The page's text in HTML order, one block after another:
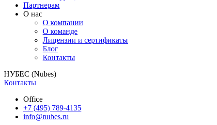
Партнерам
О нас
О компании
О команде
Лицензии и сертификаты
Блог
Контакты
НУБЕС (Nubes)
Контакты
Office
+7 (495) 789-4135
info@nubes.ru